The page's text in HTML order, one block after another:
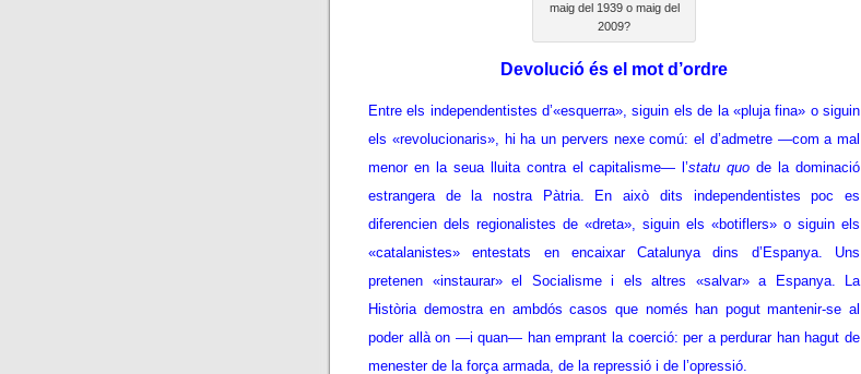
maig del 1939 o maig del
2009?
Devolució és el mot d’ordre
Entre els independentistes d’«esquerra», siguin els de la «pluja fina» o siguin
els «revolucionaris», hi ha un pervers nexe comú: el d’admetre —com a mal
menor en la seua lluita contra el capitalisme— l’statu quo de la dominació
estrangera de la nostra Pàtria. En això dits independentistes poc es
diferencien dels regionalistes de «dreta», siguin els «botiflers» o siguin els
«catalanistes» entestats en encaixar Catalunya dins d’Espanya. Uns
pretenen «instaurar» el Socialisme i els altres «salvar» a Espanya. La
Història demostra en ambdós casos que només han pogut mantenir-se al
poder allà on —i quan— han emprant la coerció: per a perdurar han hagut de
menester de la força armada, de la repressió i de l’opressió.